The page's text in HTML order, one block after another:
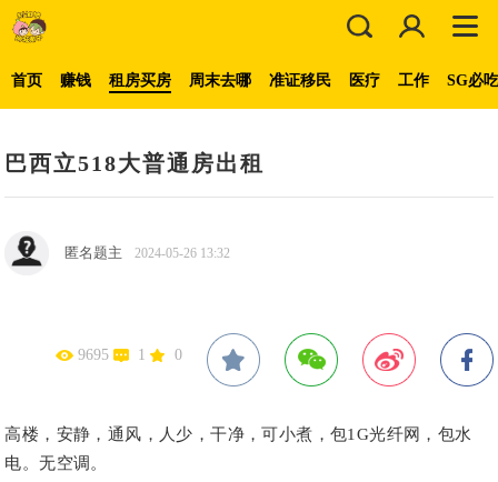
首页 赚钱 租房买房 周末去哪 准证移民 医疗 工作 SG必
巴西立518大普通房出租
匿名题主 2024-05-26 13:32
9695 1 0
高楼，安静，通风，人少，干净，可小煮，包1G光纤网，包水
电。无空调。